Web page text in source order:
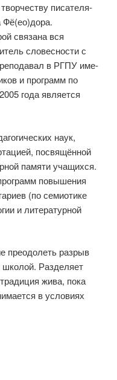
писателя-
Фё(ео)дора.
связана вся
словесности с
в РГПУ име­
и программ по
года является
наук,
посвящённой
памяти учащихся.
повышения
(по семиотике
и литературной
преодолеть разрыв
Разделяет
жива, пока
в условиях